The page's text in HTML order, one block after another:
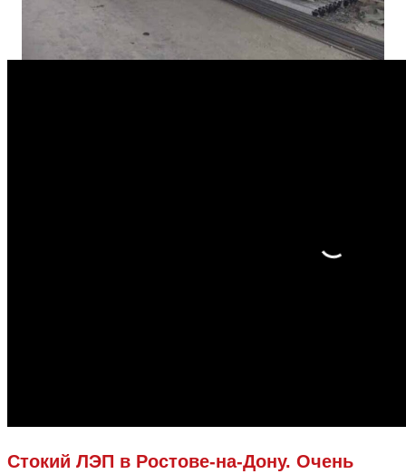
Стокий ЛЭП в Ростове-на-Дону. Очень